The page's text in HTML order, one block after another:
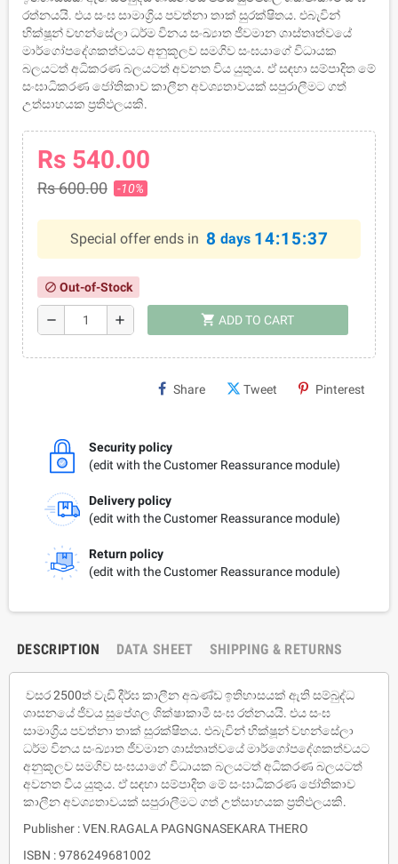
රත්නයයි. එය සංඝ සාමාග්‍රිය පවත්නා තාක් සුරක්ෂිතය. එබැවින්
භික්ෂූන් වහන්සේලා ධර්ම විනය සංඛ්‍යාත ජීවමාන ශාස්තෘත්වයේ
මාර්ගෝපදේශකත්වයට අනුකූලව සමගිව සංඝයාගේ විධායක
බලයටත් අධිකරණ බලයටත් අවනත විය යුතුය. ඒ සඳහා සම්පාදිත මේ
සංඝාධිකරණ ජෝතිකාව කාලීන අවශ්‍යතාවයක් සපුරාලීමට ගත්
උත්සාහයක ප්‍රතිඵලයකි.
Rs 540.00
Rs 600.00 -10%
Special offer ends in 8 days 14:15:37
block Out-of-Stock
remove add shopping_cart ADD TO CART
Share Tweet Pinterest
Security policy
(edit with the Customer Reassurance module)
Delivery policy
(edit with the Customer Reassurance module)
Return policy
(edit with the Customer Reassurance module)
DESCRIPTION DATA SHEET SHIPPING & RETURNS
වසර 2500ත් වැඩි දීර්ඝ කාලීන අඛණ්ඩ ඉතිහාසයක් ඇති සම්බුද්ධ
ශාසනයේ ජීවය සුපේශල ශික්ෂාකාමී සංඝ රත්නයයි. එය සංඝ
සාමාග්‍රිය පවත්නා තාක් සුරක්ෂිතය. එබැවින් භික්ෂූන් වහන්සේලා
ධර්ම විනය සංඛ්‍යාත ජීවමාන ශාස්තෘත්වයේ මාර්ගෝපදේශකත්වයට
අනුකූලව සමගිව සංඝයාගේ විධායක බලයටත් අධිකරණ බලයටත්
අවනත විය යුතුය. ඒ සඳහා සම්පාදිත මේ සංඝාධිකරණ ජෝතිකාව
කාලීන අවශ්‍යතාවයක් සපුරාලීමට ගත් උත්සාහයක ප්‍රතිඵලයකි.
Publisher : VEN.RAGALA PAGNGNASEKARA THERO
ISBN : 9786249681002